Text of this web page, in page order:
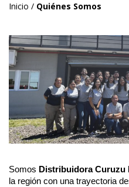
Inicio / Quiénes Somos
Somos Distribuidora Curuzu
la región con una trayectoria